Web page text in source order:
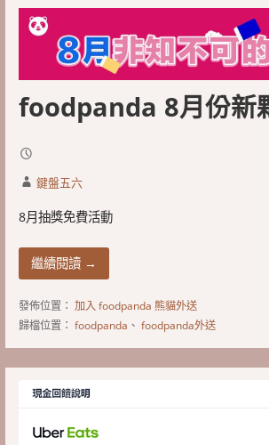
foodpanda 8月份新
鍵盤五六
8月抽獎免費活動
繼續閱讀 →
發佈位置： 加入 foodpanda 熊貓外送
歸檔位置： foodpanda 、 foodpanda外送